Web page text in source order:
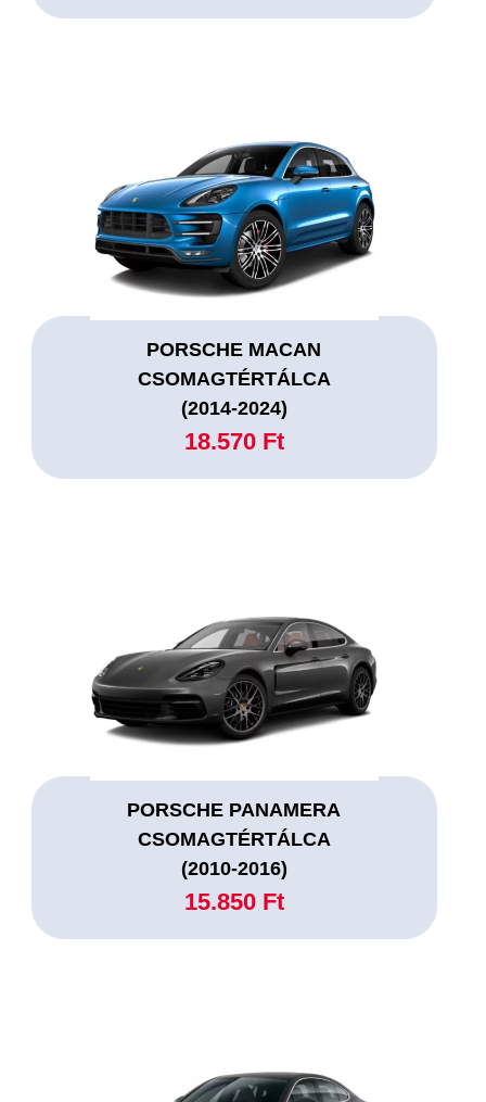
PORSCHE MACAN
CSOMAGTÉRTÁLCA
(2014-2024)
18.570 Ft
PORSCHE PANAMERA
CSOMAGTÉRTÁLCA
(2010-2016)
15.850 Ft